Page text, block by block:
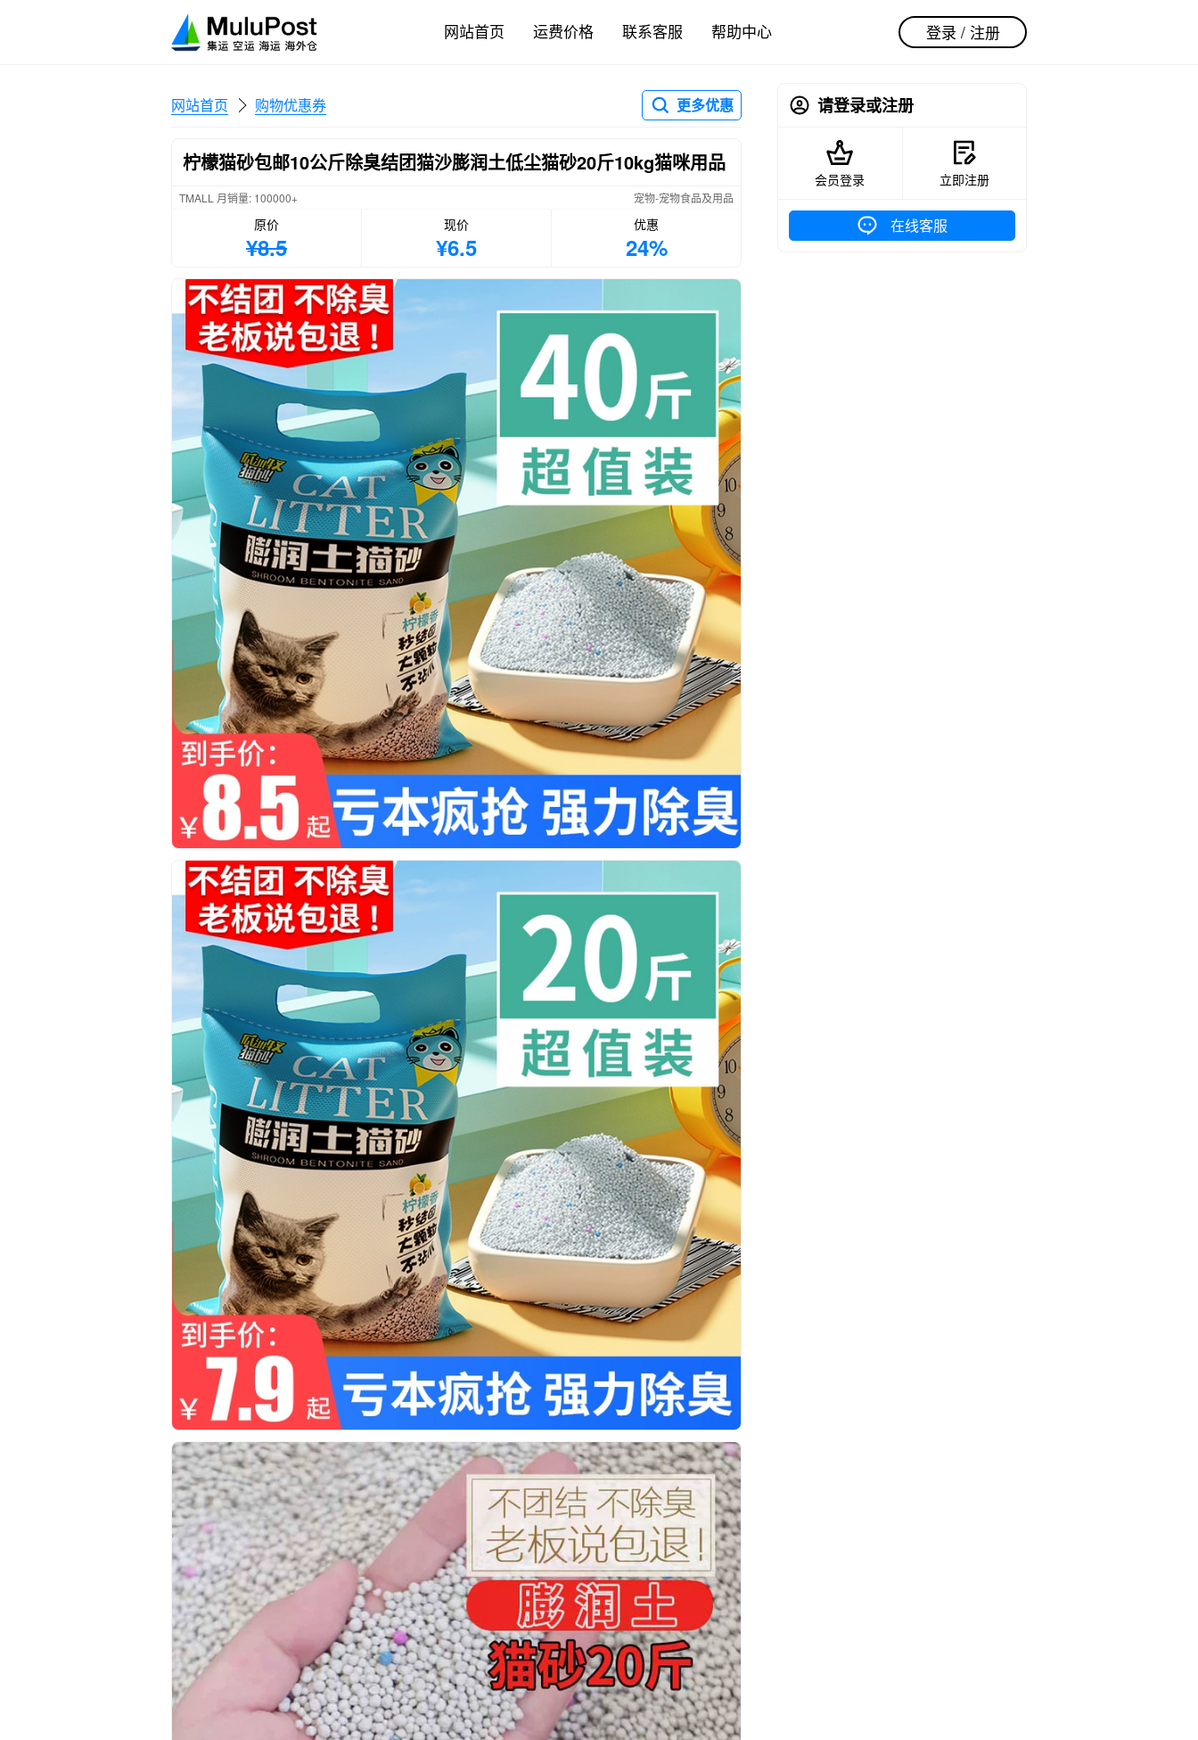
网站首页 运费价格 联系客服 帮助中心 登录 / 注册
网站首页 购物优惠券 更多优惠
柠檬猫砂包邮10公斤除臭结团猫沙膨润土低尘猫砂20斤10kg猫咪用品
TMALL 月销量: 100000+ 宠物-宠物食品及用品
原价
¥8.5
现价
¥6.5
优惠
24%
请登录或注册
会员登录 立即注册
在线客服